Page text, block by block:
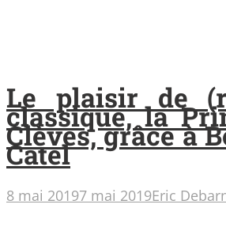
Le plaisir de
classique, la
Clèves, grâce à
Catel
8 mai 20197 mai 2019Eric